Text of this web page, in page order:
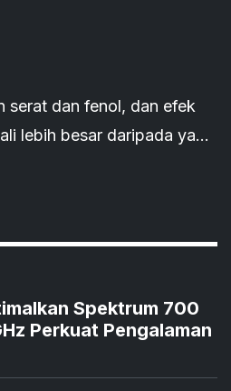
serat dan fenol, dan efek
lebih besar daripada yang
Spektrum 700
Perkuat Pengalaman